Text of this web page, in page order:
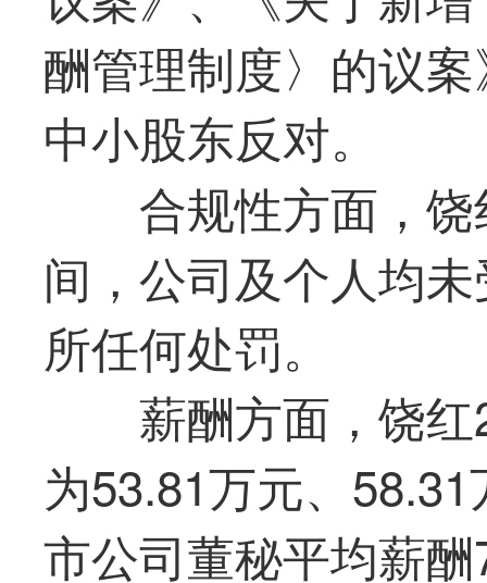
酬管理制度〉的议
中小股东反对。
合规性方面，
间，公司及个人均
所任何处罚。
薪酬方面，饶
为53.81万元、
市公司董秘平均薪